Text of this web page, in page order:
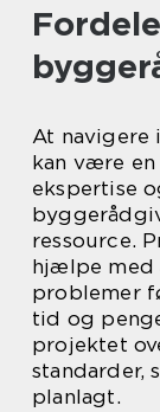
At navigere
kan være
ekspertise
ressource.
hjælpe med
problemer
tid og
projektet
standarder,
planlagt.